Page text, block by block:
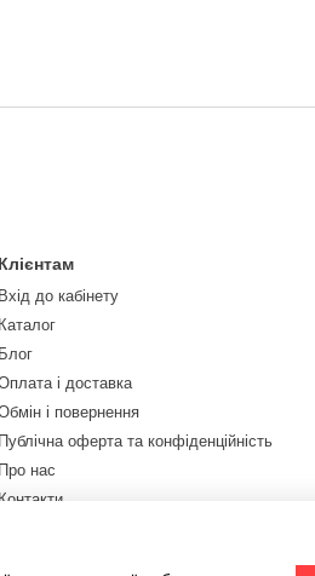
Клієнтам
Вхід до кабінету
Каталог
Блог
і доставка
і повернення
Публічна оферта та конфіденційність
Про нас
Контакти